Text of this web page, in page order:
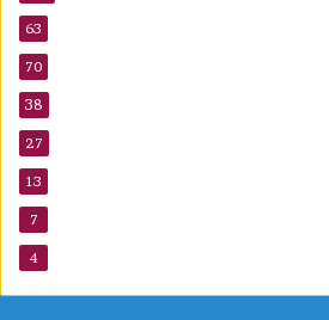
63
70
38
27
13
7
4